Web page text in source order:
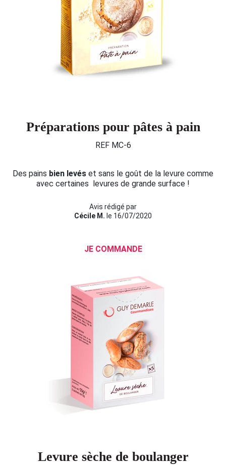
Préparations pour pâtes à pain
REF MC-6
Des pains bien levés et sans le goût de la levure comme
avec certaines levures de grande surface !
Avis rédigé par
Cécile M. le 16/07/2020
JE COMMANDE
Levure sèche de boulanger